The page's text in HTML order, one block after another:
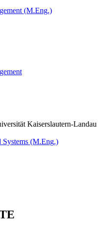
(M.Eng.)
Kaiserslautern-Landau
Systems (M.Eng.)